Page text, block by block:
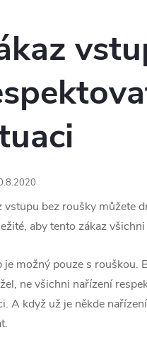
vstupu bez roušky můžete
aby tento zákaz
je možný pouze s rouškou.
ne všichni nařízení
A když už je někde